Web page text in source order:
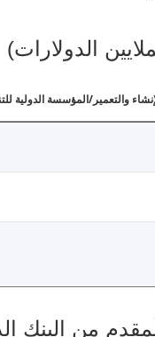
الدولارات)
والتعمير/المؤسسة الدولية
البنك الدولي